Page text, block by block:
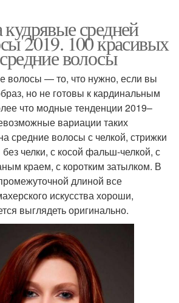
средней
2019. 100 красивых
волосы
волосы — то, что нужно, если вы
но не готовы к кардинальным
что модные тенденции 2019–
вариации таких
средние волосы с челкой, стрижки
челки, с косой фальш-челкой, с
краем, с коротким затылком. В
длиной все
искусства хороши,
выглядеть оригинально.